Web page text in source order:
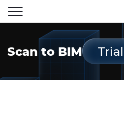
Scan to BIM Trial